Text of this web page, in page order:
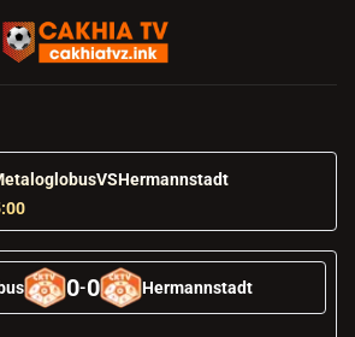
VSHermannstadt
0-0 Hermannstadt